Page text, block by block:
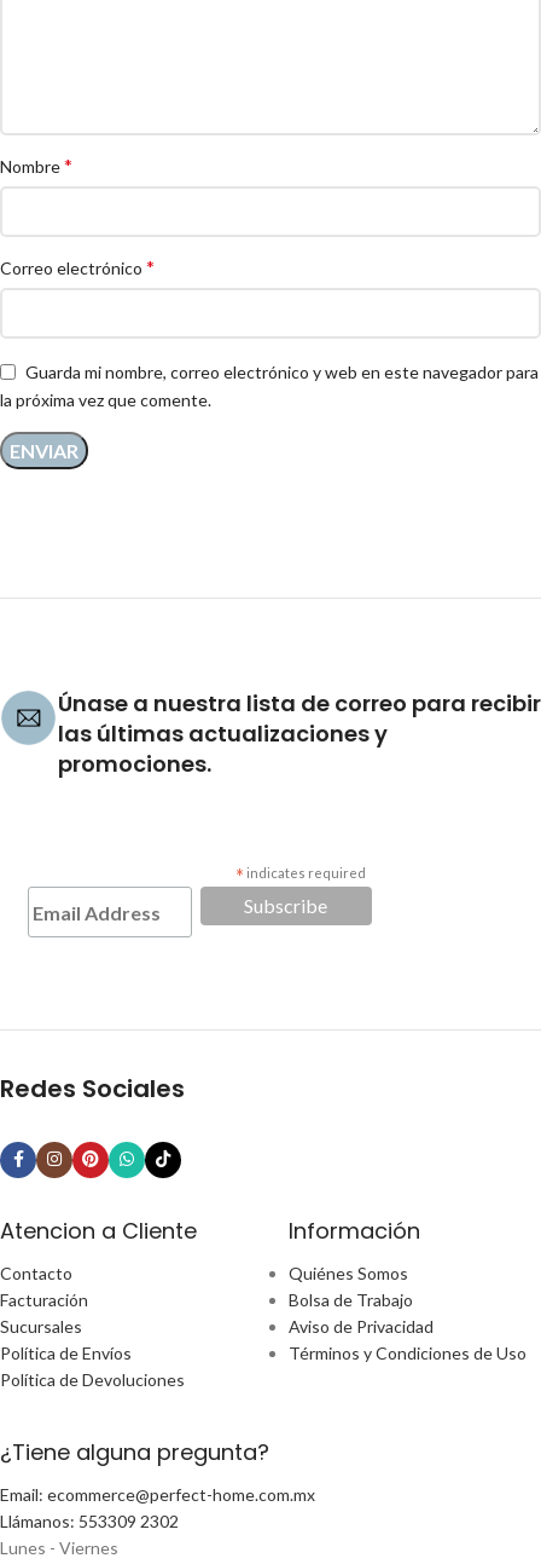
Nombre*
Correo electrónico *
Guarda mi nombre, correo electrónico y web en este navegador para
la próxima vez que comente.
Únase a nuestra lista de correo para recibir
las últimas actualizaciones y
promociones.
* indicates required
Redes Sociales
Atencion a Cliente
Contacto
Facturación
Sucursales
Política de Envíos
Política de Devoluciones
Información
Quiénes Somos
Bolsa de Trabajo
Aviso de Privacidad
Términos y Condiciones de Uso
¿Tiene alguna pregunta?
Email: ecommerce@perfect-home.com.mx
Llámanos: 553309 2302
Lunes - Viernes